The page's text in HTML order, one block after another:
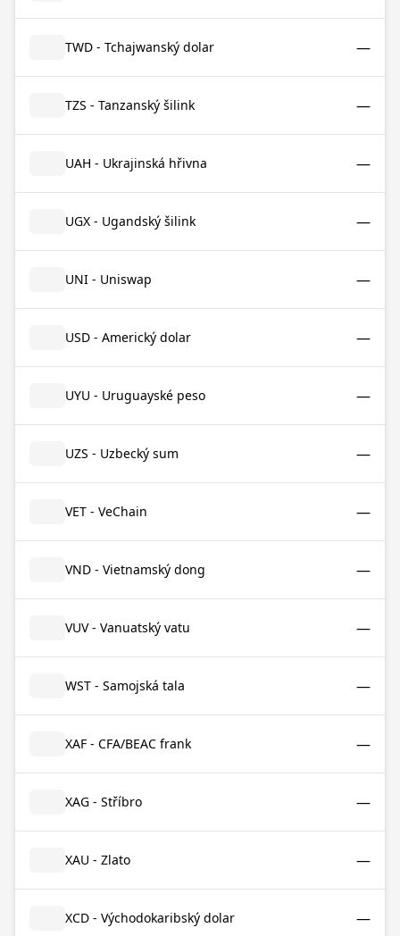
TWD - Tchajwanský dolar —
TZS - Tanzanský šilink —
UAH - Ukrajinská hřivna —
UGX - Ugandský šilink —
UNI - Uniswap —
USD - Americký dolar —
UYU - Uruguayské peso —
UZS - Uzbecký sum —
VET - VeChain —
VND - Vietnamský dong —
VUV - Vanuatský vatu —
WST - Samojská tala —
XAF - CFA/BEAC frank —
XAG - Stříbro —
XAU - Zlato —
XCD - Východokaribský dolar —